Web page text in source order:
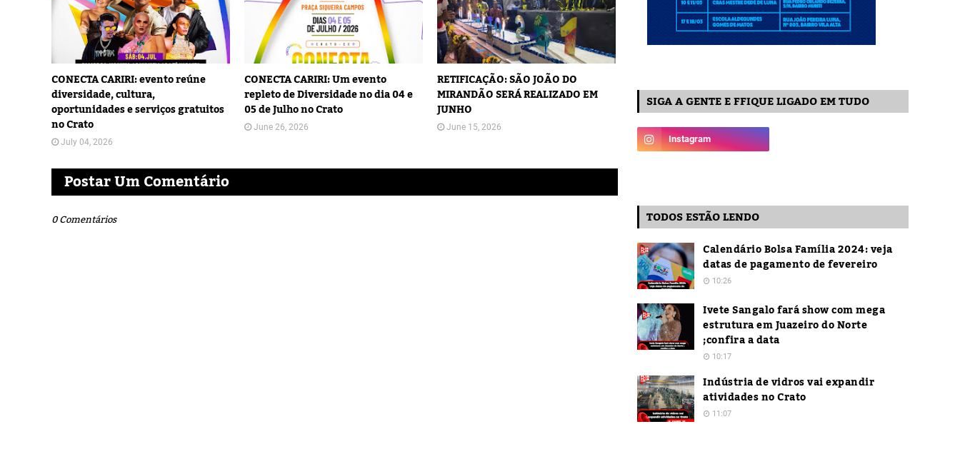
CONECTA CARIRI: evento reúne
diversidade, cultura,
oportunidades e serviços gratuitos
no Crato
July 04, 2026
CONECTA CARIRI: Um evento
repleto de Diversidade no dia 04 e
05 de Julho no Crato
June 26, 2026
RETIFICAÇÃO: SÃO JOÃO DO
MIRANDÃO SERÁ REALIZADO EM
JUNHO
June 15, 2026
Postar Um Comentário
0 Comentários
SIGA A GENTE E FFIQUE LIGADO EM TUDO
TODOS ESTÃO LENDO
Calendário Bolsa Família 2024: veja
datas de pagamento de fevereiro
10:26
Ivete Sangalo fará show com mega
estrutura em Juazeiro do Norte
;confira a data
10:17
Indústria de vidros vai expandir
atividades no Crato
11:07